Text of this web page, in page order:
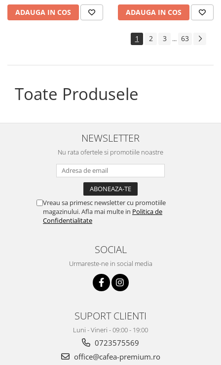
ADAUGA IN COS ADAUGA IN COS
1 2 3 ... 63
Toate Produsele
NEWSLETTER
Nu rata ofertele si promotiile noastre
Vreau sa primesc newsletter cu promotiile
magazinului. Afla mai multe in Politica de
Confidentialitate
SOCIAL
Urmareste-ne in social media
SUPORT CLIENTI
Luni - Vineri - 09:00 - 19:00
0723575569
office@cafea-premium.ro